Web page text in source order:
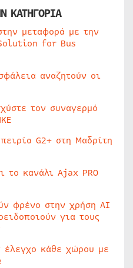
ΚΑΤΗΓΟΡΙΑ
μεταφορά με την
for Bus
αναζητούν οι
τον συναγερμό
G2+ στη Μαδρίτη
το κανάλι Ajax PRO
φρένο στην χρήση AI
για τους
έλεγχο κάθε χώρου με